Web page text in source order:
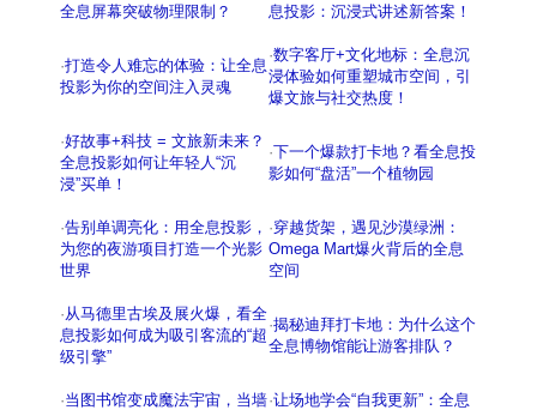
全息屏幕突破物理限制？
息投影：沉浸式讲述新答案！
·打造令人难忘的体验：让全息
投影为你的空间注入灵魂
·数字客厅+文化地标：全息沉
浸体验如何重塑城市空间，引
爆文旅与社交热度！
·好故事+科技 = 文旅新未来？
全息投影如何让年轻人“沉
浸”买单！
·下一个爆款打卡地？看全息投
影如何“盘活”一个植物园
·告别单调亮化：用全息投影，
为您的夜游项目打造一个光影
世界
·穿越货架，遇见沙漠绿洲：
Omega Mart爆火背后的全息
空间
·从马德里古埃及展火爆，看全
息投影如何成为吸引客流的“超
级引擎”
·揭秘迪拜打卡地：为什么这个
全息博物馆能让游客排队？
·当图书馆变成魔法宇宙，当墙·让场地学会“自我更新”：全息